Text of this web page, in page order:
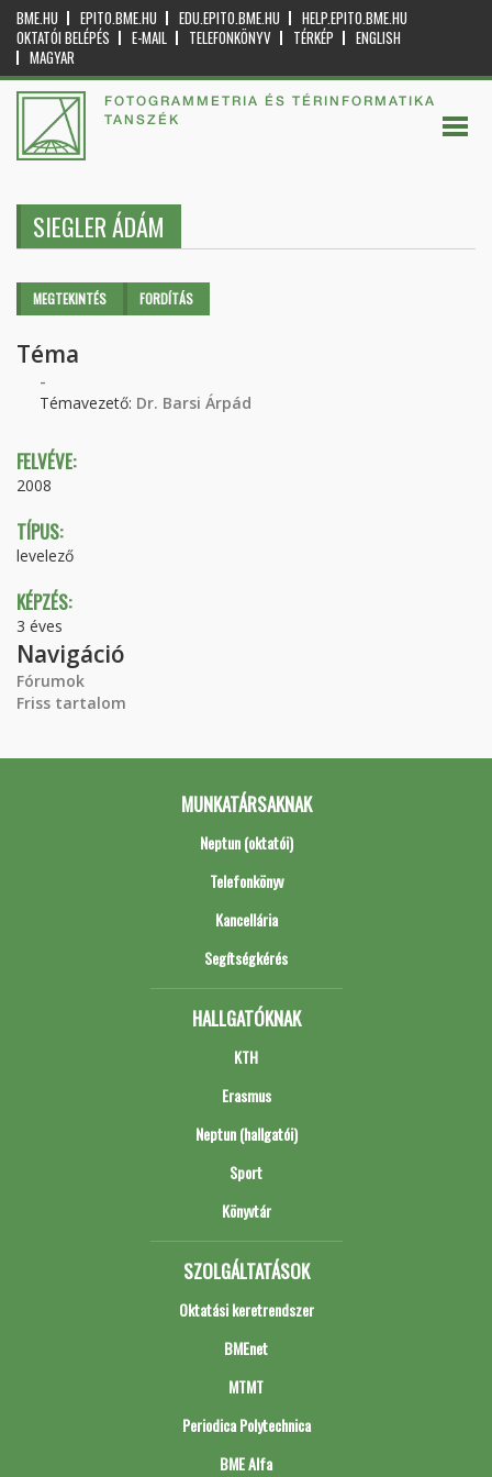
BME.HU EPITO.BME.HU EDU.EPITO.BME.HU
HELP.EPITO.BME.HU
OKTATÓI BELÉPÉS
E-MAIL TELEFONKÖNYV TÉRKÉP
ENGLISH
MAGYAR
FOTOGRAMMETRIA ÉS TÉRINFORMATIKA
TANSZÉK
SIEGLER ÁDÁM
Elsődleges fülek
MEGTEKINTÉS (AKTÍVFORDÍTÁS
Téma
-
Témavezető: Dr. Barsi Árpád
FELVÉVE:
2008
TÍPUS:
levelező
KÉPZÉS:
3 éves
Navigáció
Fórumok
Friss tartalom
MUNKATÁRSAKNAK
Neptun (oktatói)
Telefonkönyv
Kancellária
Segítségkérés
HALLGATÓKNAK
KTH
Erasmus
Neptun (hallgatói)
Sport
Könyvtár
SZOLGÁLTATÁSOK
Oktatási keretrendszer
BMEnet
MTMT
Periodica Polytechnica
BME Alfa